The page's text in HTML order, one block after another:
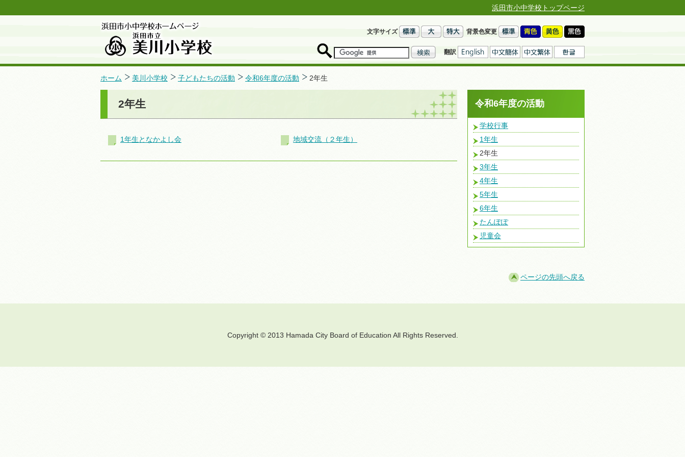
浜田市小中学校トップページ
文字サイズ 背景色変更
翻訳
ホーム 美川小学校 子どもたちの活動 令和6年度の活動 2年生
2年生
1年生となかよし会 地域交流（２年生）
令和6年度の活動
学校行事
1年生
2年生
3年生
4年生
5年生
6年生
たんぽぽ
児童会
ページの先頭へ戻る
Copyright © 2013 Hamada City Board of Education All Rights Reserved.